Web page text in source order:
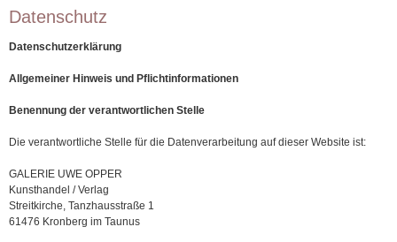
Datenschutz
Datenschutzerklärung
Allgemeiner Hinweis und Pflichtinformationen
Benennung der verantwortlichen Stelle
Die verantwortliche Stelle für die Datenverarbeitung auf dieser Website ist:
GALERIE UWE OPPER
Kunsthandel / Verlag
Streitkirche, Tanzhausstraße 1
61476 Kronberg im Taunus